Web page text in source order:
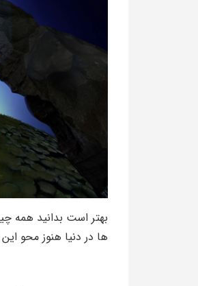
بهتر است بدانید همه
ها در دنیا هنوز محو